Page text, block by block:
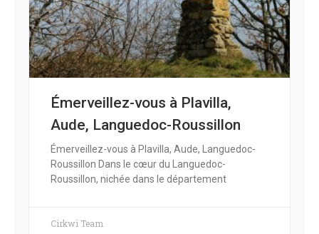
Émerveillez-vous à Plavilla,
Aude, Languedoc-Roussillon
Émerveillez-vous à Plavilla, Aude, Languedoc-
Roussillon Dans le cœur du Languedoc-
Roussillon, nichée dans le département
Cirkwi Team